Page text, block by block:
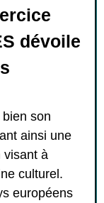
dévoile
son
ainsi une
visant à
culturel.
européens